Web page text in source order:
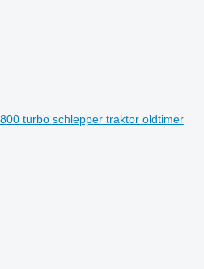
turbo schlepper traktor oldtimer